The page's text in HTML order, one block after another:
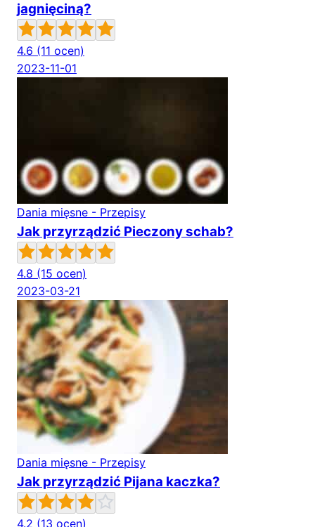
jagnięciną?
4.6 (11 ocen)
2023-11-01
Dania mięsne - Przepisy
Jak przyrządzić Pieczony schab?
4.8 (15 ocen)
2023-03-21
Dania mięsne - Przepisy
Jak przyrządzić Pijana kaczka?
4.2 (13 ocen)